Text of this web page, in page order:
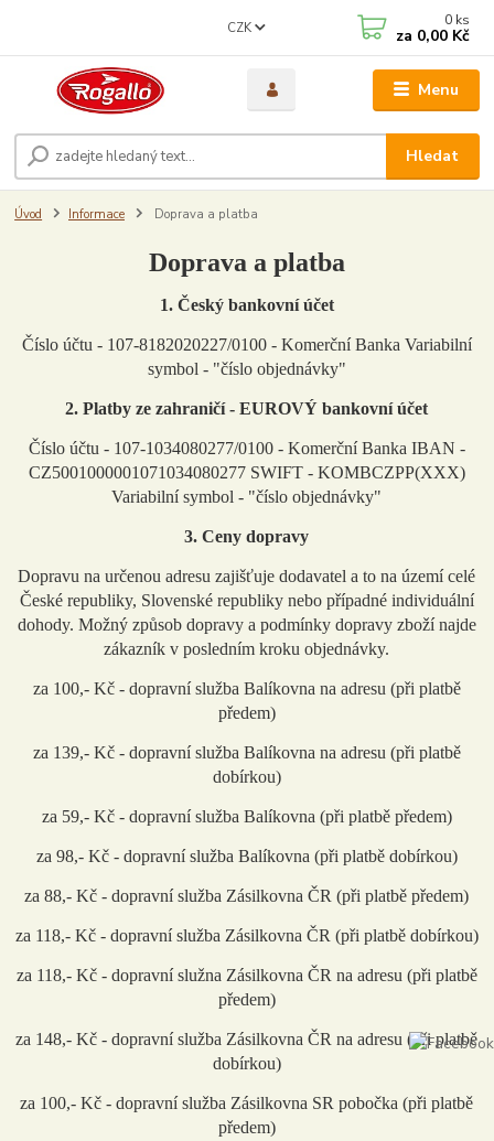
Menu
CZK
Hledat
0 ks
za 0,00 Kč
Úvod Informace Doprava a platba
Doprava a platba
1. Český bankovní účet
Číslo účtu - 107-8182020227/0100 - Komerční Banka Variabilní
symbol - "číslo objednávky"
2. Platby ze zahraničí - EUROVÝ bankovní účet
Číslo účtu - 107-1034080277/0100 - Komerční Banka IBAN -
CZ5001000001071034080277 SWIFT - KOMBCZPP(XXX)
Variabilní symbol - "číslo objednávky"
3. Ceny dopravy
Dopravu na určenou adresu zajišťuje dodavatel a to na území celé
České republiky, Slovenské republiky nebo případné individuální
dohody. Možný způsob dopravy a podmínky dopravy zboží najde
zákazník v posledním kroku objednávky.
za 100,- Kč - dopravní služba Balíkovna na adresu (při platbě
předem)
za 139,- Kč - dopravní služba Balíkovna na adresu (při platbě
dobírkou)
za 59,- Kč - dopravní služba Balíkovna (při platbě předem)
za 98,- Kč - dopravní služba Balíkovna (při platbě dobírkou)
za 88,- Kč - dopravní služba Zásilkovna ČR (při platbě předem)
za 118,- Kč - dopravní služba Zásilkovna ČR (při platbě dobírkou)
za 118,- Kč - dopravní služna Zásilkovna ČR na adresu (při platbě
předem)
za 148,- Kč - dopravní služba Zásilkovna ČR na adresu (při platbě
dobírkou)
za 100,- Kč - dopravní služba Zásilkovna SR pobočka (při platbě
předem)